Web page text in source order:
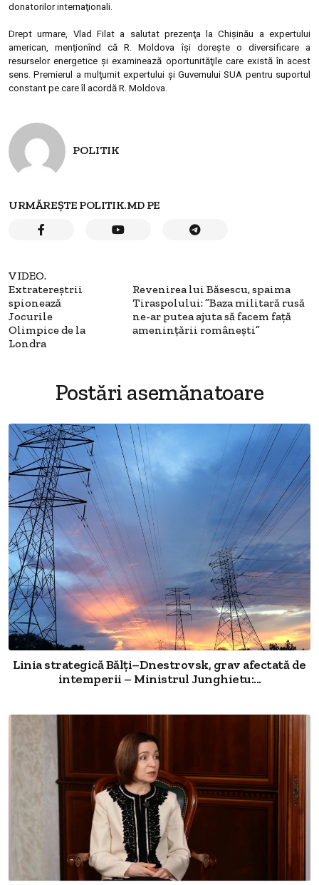
donatorilor internaţionali.
Drept urmare, Vlad Filat a salutat prezenţa la Chişinău a expertului
american, menţionînd că R. Moldova îşi doreşte o diversificare a
resurselor energetice şi examinează oportunităţile care există în acest
sens. Premierul a mulţumit expertului şi Guvernului SUA pentru suportul
constant pe care îl acordă R. Moldova.
POLITIK
URMĂREȘTE POLITIK.MD PE
VIDEO.
Extratereştrii
spionează
Jocurile
Olimpice de la
Londra
Revenirea lui Băsescu, spaima
Tiraspolului: ”Baza militară rusă
ne-ar putea ajuta să facem faţă
ameninţării româneşti”
Postări asemănatoare
Linia strategică Bălți–Dnestrovsk, grav afectată de
intemperii – Ministrul Junghietu:...